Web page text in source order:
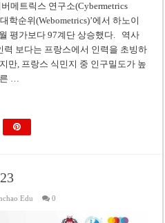
메트릭스 연구소(Cybermetrics
학순위(Webometrics)’에서 하노이
평가보다 97계단 상승했다. 역사
보다는 프랑스에서 인력을 초빙하
만, 프랑스 식민지 중 인구밀도가 높
른 …
Edu 0